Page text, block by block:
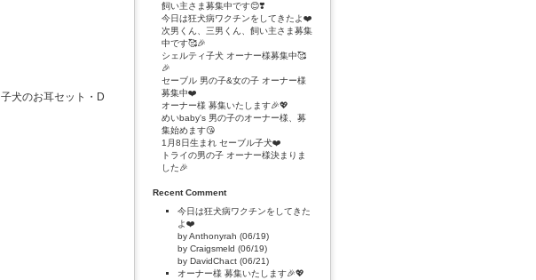
犬のお耳セット・D
飼い主さま募集中です😊❣️
今日は狂犬病ワクチンをしてきたよ❤️
次男くん、三男くん、飼い主さま募集
中です🥰🎉
シェルティ子犬 オーナー様募集中🥰
🎉
セーブル 男の子&女の子 オーナー様
募集中❤️
オーナー様 募集いたします🎉💖
めいbaby's 男の子のオーナー様、募
集始めます😘
1月8日生まれ セーブル子犬❤️
トライの男の子 オーナー様決まりま
した🎉
Recent Comment
今日は狂犬病ワクチンをしてきた
よ❤️
by Anthonyrah (06/19)
by Craigsmeld (06/19)
by DavidChact (06/21)
オーナー様 募集いたします🎉💖